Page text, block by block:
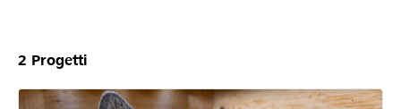
Projekte
2 Progetti